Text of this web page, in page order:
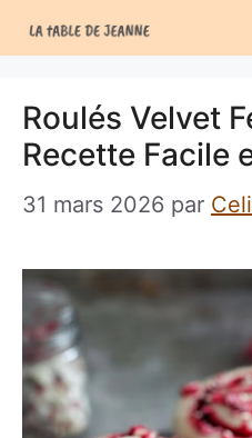
au
Roulés Velvet
Recette Facile
31 mars 2026 par